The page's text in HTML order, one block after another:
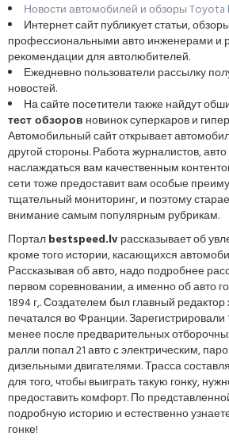
Новости автомобилей и обзоры Toyota
Интернет сайт публикует статьи,
профессиональными авто инженерами и
рекомендации для автолюбителей.
Ежедневно пользователи рассылку
новостей.
На сайте посетители также найдут
тест обзоров новинок суперкаров и
Автомобильный сайт открывает
другой стороны. Работа журналистов,
наслаждаться вам качественным
сети тоже предоставит вам особые
тщательный мониторинг, и поэтому
внимание самым популярным рубрикам.
Порталbestspeed.lvрассказывает об
кроме того истории, касающихся
Рассказывая об авто, надо подробнее
первом соревновании, а именно об авто
1894 г,. Создателем был главный
печатался во Франции.
менее после предварительных
ралли попал 21 авто с электрическим,
дизельными двигателями. Трасса
для того, чтобы выиграть такую гонку,
предоставить комфорт. По
подробную историю и естественно
гонке!